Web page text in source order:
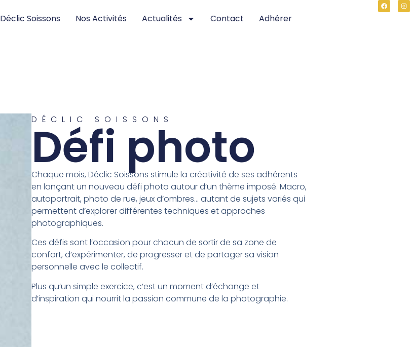
Déclic Soissons Nos Activités Actualités Contact Adhérer
DÉCLIC SOISSONS
Défi photo
Chaque mois, Déclic Soissons stimule la créativité de ses adhérents
en lançant un nouveau défi photo autour d’un thème imposé. Macro,
autoportrait, photo de rue, jeux d’ombres… autant de sujets variés qui
permettent d’explorer différentes techniques et approches
photographiques.
Ces défis sont l’occasion pour chacun de sortir de sa zone de
confort, d’expérimenter, de progresser et de partager sa vision
personnelle avec le collectif.
Plus qu’un simple exercice, c’est un moment d’échange et
d’inspiration qui nourrit la passion commune de la photographie.